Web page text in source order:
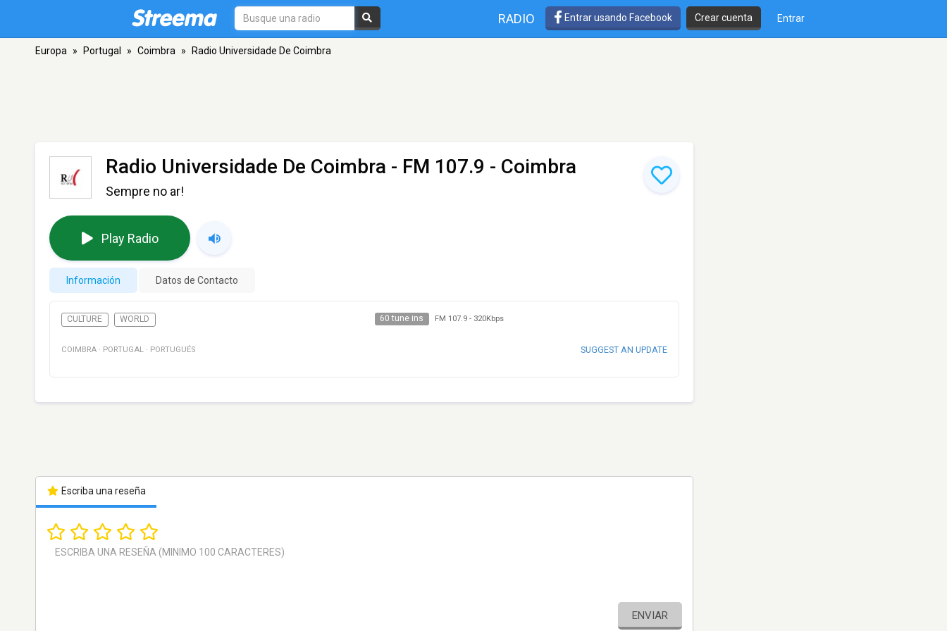
RADIO Entrar usando Facebook Crear cuenta Entrar
Europa » Portugal » Coimbra » Radio Universidade De Coimbra
Radio Universidade De Coimbra - FM 107.9 - Coimbra
Sempre no ar!
Play Radio
Información Datos de Contacto
CULTURE WORLD 60 tune ins FM 107.9- 320Kbps
COIMBRA · PORTUGAL · PORTUGUÉS SUGGEST AN UPDATE
Escriba una reseña
ENVIAR